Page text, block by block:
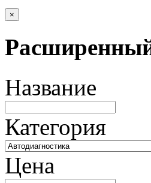
×
Название
Категория
Цена